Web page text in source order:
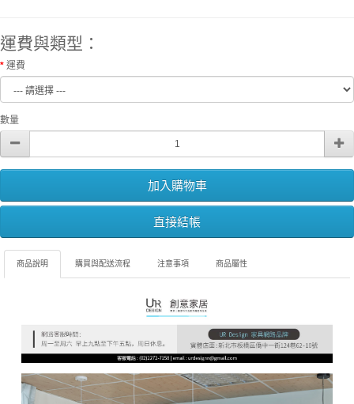
運費與類型：
運費
數量
加入購物車
直接結帳
商品說明 購買與配送流程 注意事項 商品屬性